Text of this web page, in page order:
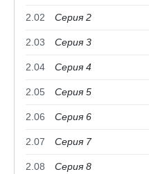
2.02 Серия 2
2.03 Серия 3
2.04 Серия 4
2.05 Серия 5
2.06 Серия 6
2.07 Серия 7
2.08 Серия 8